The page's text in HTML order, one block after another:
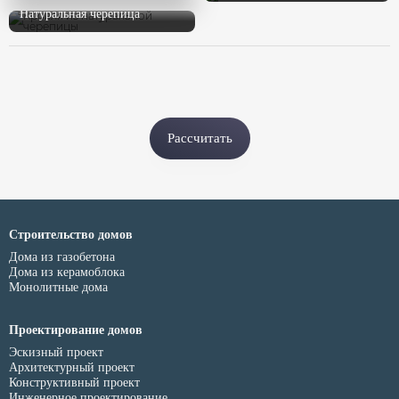
Натуральная черепица
Рассчитать
Строительство домов
Дома из газобетона
Дома из керамоблока
Монолитные дома
Проектирование домов
Эскизный проект
Архитектурный проект
Конструктивный проект